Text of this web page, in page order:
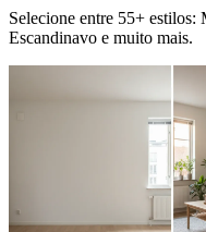
Selecione entre 55+
Escandinavo e muito mais.